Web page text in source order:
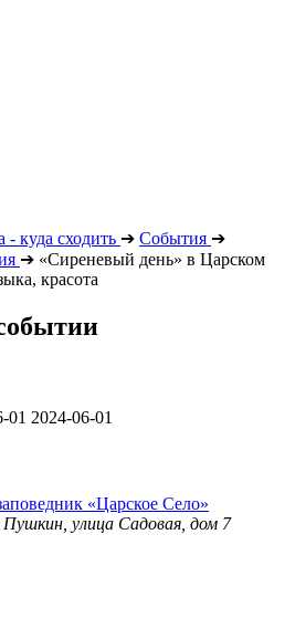
куда сходить ➔ События ➔
➔ «Сиреневый день» в Царском
красота
01 2024-06-01
«Царское Село»
улица Садовая, дом 7